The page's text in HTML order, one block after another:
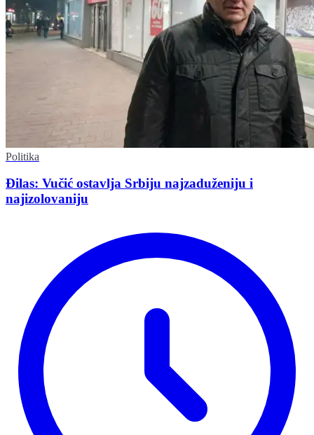
Politika
Đilas: Vučić ostavlja Srbiju najzaduženiju i
najizolovaniju